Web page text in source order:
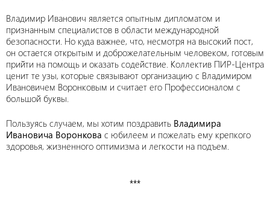
Владимир Иванович является опытным дипломатом и
признанным специалистов в области международной
безопасности. Но куда важнее, что, несмотря на высокий пост,
он остается открытым и доброжелательным человеком, готовым
прийти на помощь и оказать содействие. Коллектив ПИР-Центра
ценит те узы, которые связывают организацию с Владимиром
Ивановичем Воронковым и считает его Профессионалом с
большой буквы.
Пользуясь случаем, мы хотим поздравить Владимира
Ивановича Воронкова с юбилеем и пожелать ему крепкого
здоровья, жизненного оптимизма и легкости на подъем.
***